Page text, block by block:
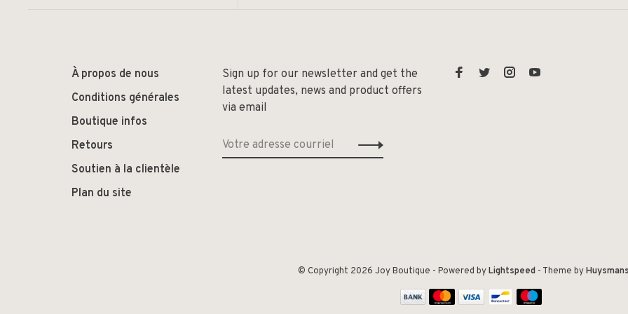
À propos de nous
Conditions générales
Boutique infos
Retours
Soutien à la clientèle
Plan du site
Sign up for our newsletter and get the
latest updates, news and product offers
via email
© Copyright 2026 Joy Boutique - Powered byLightspeed- Theme by